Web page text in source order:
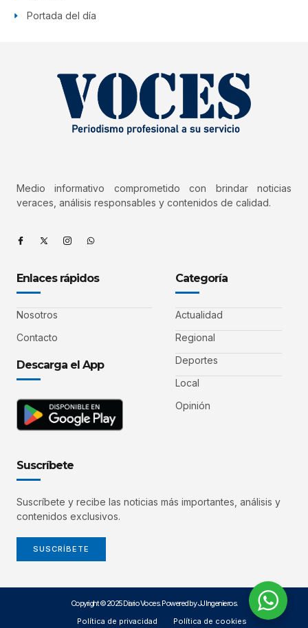
Portada del día
Medio informativo comprometido con brindar noticias
veraces, análisis responsables y contenidos de calidad.
Enlaces rápidos
Nosotros
Contacto
Descarga el App
Categoría
Actualidad
Regional
Deportes
Local
Opinión
Suscríbete
Suscríbete y recibe las noticias más importantes, análisis y
contenidos exclusivos.
SUSCRÍBETE
Copyright © 2025 Diario Voces. Powered by JJ Ingenieros.
Política de privacidad
Política de cookies